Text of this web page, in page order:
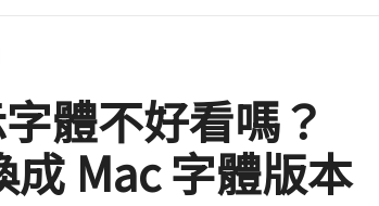
體不好看嗎？
Mac 字體版本